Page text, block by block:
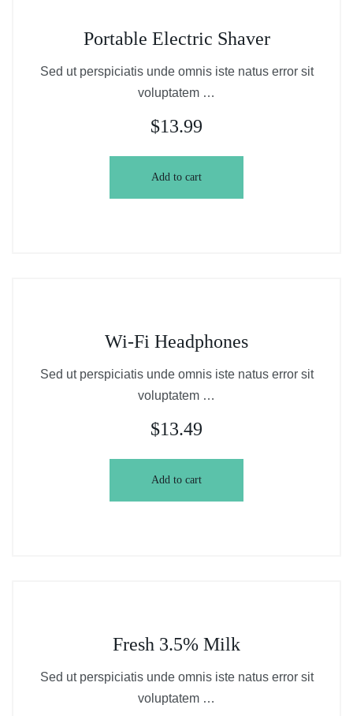
Portable Electric Shaver
Sed ut perspiciatis unde omnis iste natus error sit
voluptatem …
$13.99
Add to cart
Wi-Fi Headphones
Sed ut perspiciatis unde omnis iste natus error sit
voluptatem …
$13.49
Add to cart
Fresh 3.5% Milk
Sed ut perspiciatis unde omnis iste natus error sit
voluptatem …